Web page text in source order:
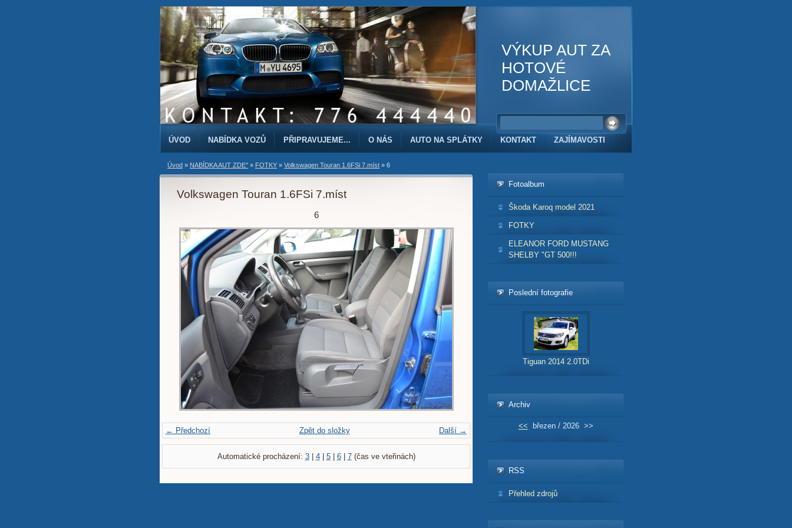
VÝKUP AUT ZA
HOTOVÉ
DOMAŽLICE
ÚVOD NABÍDKA VOZŮ PŘIPRAVUJEME... O NÁS AUTO NA SPLÁTKY KONTAKT ZAJÍMAVOSTI
Úvod » NABÍDKA AUT ZDE" » FOTKY » Volkswagen Touran 1.6FSi 7.míst » 6
Volkswagen Touran 1.6FSi 7.míst
6
← Předchozí Další →
Zpět do složky
Automatické procházení: 3| 4| 5| 6| 7(čas ve vteřinách)
Fotoalbum
Škoda Karoq model 2021
FOTKY
ELEANOR FORD MUSTANG
SHELBY "GT 500!!!
Poslední fotografie
Tiguan 2014 2.0TDi
Archiv
<< březen / 2026 >>
RSS
Přehled zdrojů